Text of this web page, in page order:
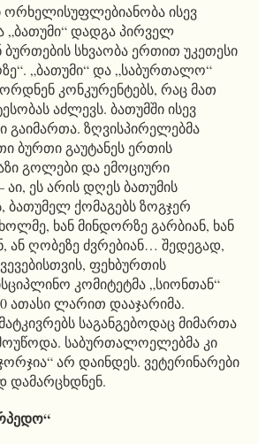
ისევ
დადგა პირველ
სხვაობა ერთით უკეთესი
„ბათუმი“ და „საბურთალო“
კონკურენტებს, რაც მათ
აძლევს. ბათუმში ისევ
გაიმართა. ზღვისპირელებმა
ბურთი გაუტანეს ერთის
გოლები და ემოციური
აი, ეს არის დღეს ბათუმის
ბათუმელ ქომაგებს ზოგჯერ
ხან მინდორზე გარბიან, ხან
ან ღობეზე ძვრებიან… შედეგად,
ფეხბურთის
კომიტეტმა „სიონთან“
ათასი ლარით დააჯარიმა.
საგანგებოდაც მიმართა
საბურთალოელებმა კი
არ დაინდეს. ვეტერინარები
დამარცხდნენ.